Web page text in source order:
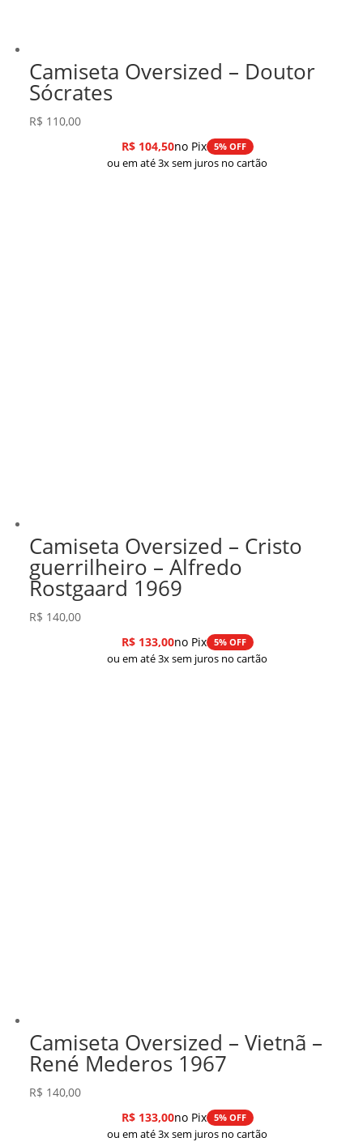
Camiseta Oversized – Doutor
Sócrates
R$ 110,00
R$104,50no Pix 5% OFF
ou em até 3x sem juros no cartão
Camiseta Oversized – Cristo
guerrilheiro – Alfredo
Rostgaard 1969
R$ 140,00
R$133,00no Pix 5% OFF
ou em até 3x sem juros no cartão
Camiseta Oversized – Vietnã –
René Mederos 1967
R$ 140,00
R$133,00no Pix 5% OFF
ou em até 3x sem juros no cartão